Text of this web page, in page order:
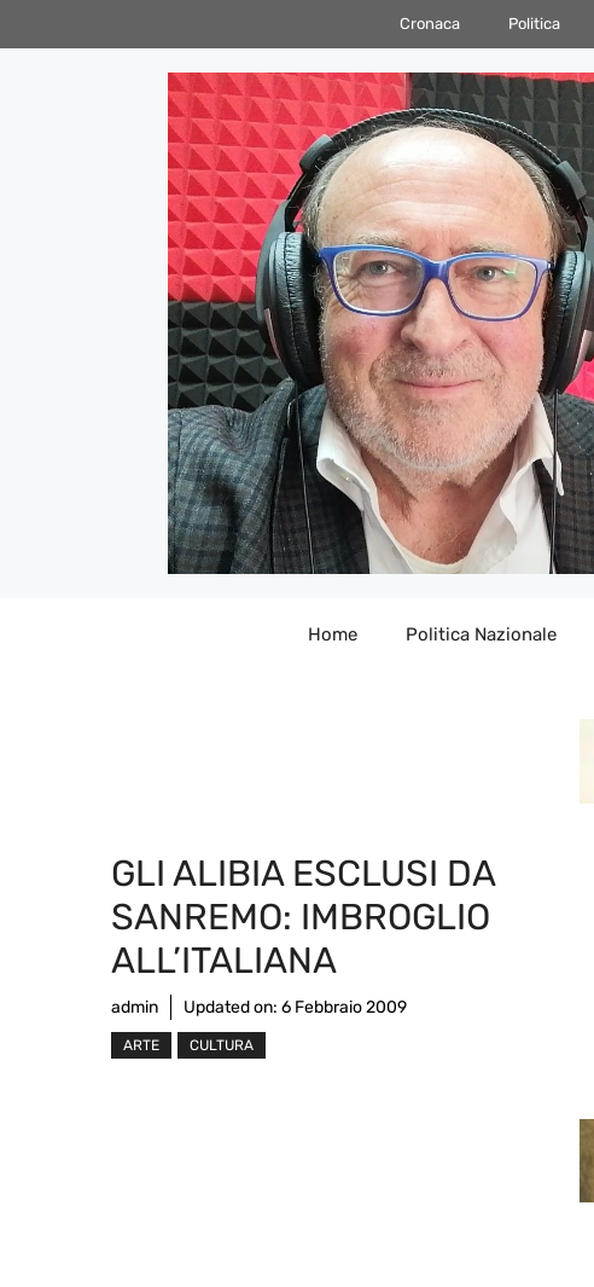
al
Cronaca Politica
Home Politica Nazionale
GLI ALIBIA ESCLUSI DA
SANREMO: IMBROGLIO
ALL’ITALIANA
admin Updated on: 6 Febbraio 2009
ARTE CULTURA